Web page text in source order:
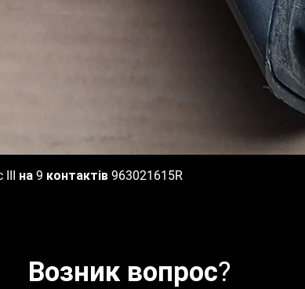
Быстрый просмотр
на 9 контактів 963021615R
Возник вопрос?